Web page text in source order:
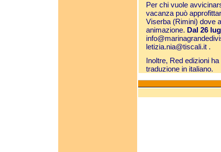
Per chi vuole
vacanza può
Viserba (Rimini) dove
animazione. Dal 26
letizia.nia@tiscali.it .
Inoltre, Red edizioni
traduzione in italiano.